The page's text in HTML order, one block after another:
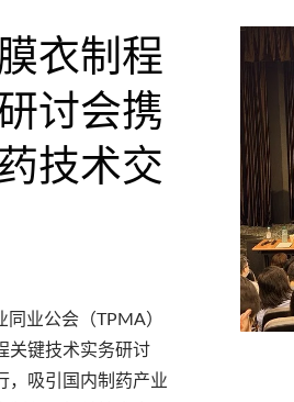
衣制程
讨会携
技术交
业公会（TPMA）
关键技术实务研讨
，吸引国内制药产业